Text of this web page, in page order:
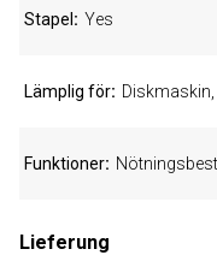
Stapel Yes
Lämplig för
Funktioner
Lieferung